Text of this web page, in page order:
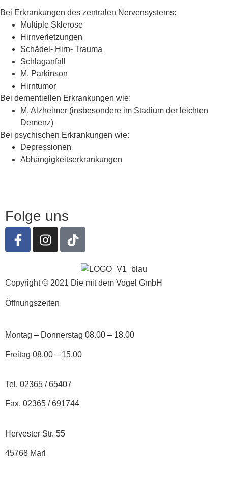
Bei Erkrankungen des zentralen Nervensystems:
Multiple Sklerose
Hirnverletzungen
Schädel- Hirn- Trauma
Schlaganfall
M. Parkinson
Hirntumor
Bei dementiellen Erkrankungen wie:
M. Alzheimer (insbesondere im Stadium der leichten
Demenz)
Bei psychischen Erkrankungen wie:
Depressionen
Abhängigkeitserkrankungen
Folge uns
Copyright © 2021 Die mit dem Vogel GmbH
Öffnungszeiten
Montag – Donnerstag 08.00 – 18.00
Freitag 08.00 – 15.00
Tel. 02365 / 65407
Fax. 02365 / 691744
Hervester Str. 55
45768 Marl